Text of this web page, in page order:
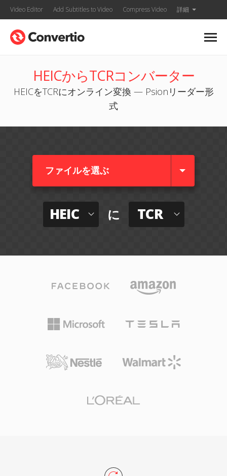
Video Editor Add Subtitles to Video Compress Video 詳細
HEICからTCRコンバーター
HEICをTCRにオンライン変換 — Psionリーダー形
式
ファイルを選ぶ
HEIC に TCR